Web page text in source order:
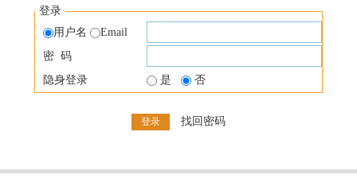
登录
用户名
Email
密 码
隐身登录
是 否
找回密码